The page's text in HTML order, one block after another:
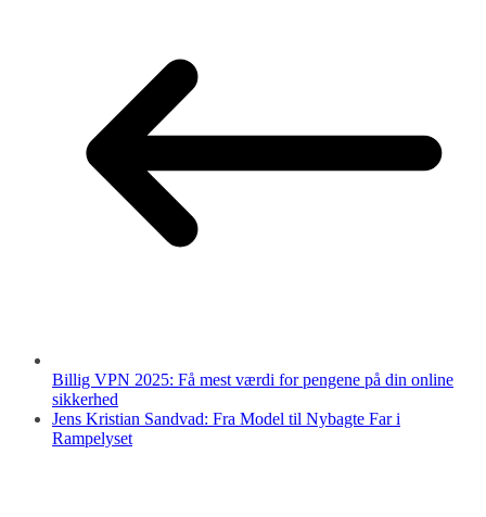
Billig VPN 2025: Få mest værdi for pengene på din online
sikkerhed
Jens Kristian Sandvad: Fra Model til Nybagte Far i
Rampelyset